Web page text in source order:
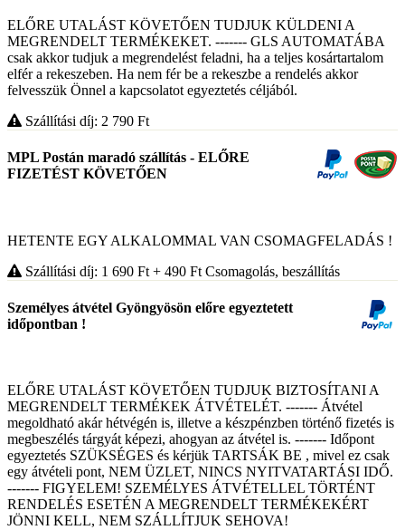
ELŐRE UTALÁST KÖVETŐEN TUDJUK KÜLDENI A
MEGRENDELT TERMÉKEKET. ------- GLS AUTOMATÁBA
csak akkor tudjuk a megrendelést feladni, ha a teljes kosártartalom
elfér a rekeszeben. Ha nem fér be a rekeszbe a rendelés akkor
felvesszük Önnel a kapcsolatot egyeztetés céljából.
Szállítási díj: 2 790 Ft
MPL Postán maradó szállítás - ELŐRE
FIZETÉST KÖVETŐEN
HETENTE EGY ALKALOMMAL VAN CSOMAGFELADÁS !
Szállítási díj: 1 690 Ft + 490 Ft Csomagolás, beszállítás
Személyes átvétel Gyöngyösön előre egyeztetett
időpontban !
ELŐRE UTALÁST KÖVETŐEN TUDJUK BIZTOSÍTANI A
MEGRENDELT TERMÉKEK ÁTVÉTELÉT. ------- Átvétel
megoldható akár hétvégén is, illetve a készpénzben történő fizetés is
megbeszélés tárgyát képezi, ahogyan az átvétel is. ------- Időpont
egyeztetés SZÜKSÉGES és kérjük TARTSÁK BE , mivel ez csak
egy átvételi pont, NEM ÜZLET, NINCS NYITVATARTÁSI IDŐ.
------- FIGYELEM! SZEMÉLYES ÁTVÉTELLEL TÖRTÉNT
RENDELÉS ESETÉN A MEGRENDELT TERMÉKEKÉRT
JÖNNI KELL, NEM SZÁLLÍTJUK SEHOVA!